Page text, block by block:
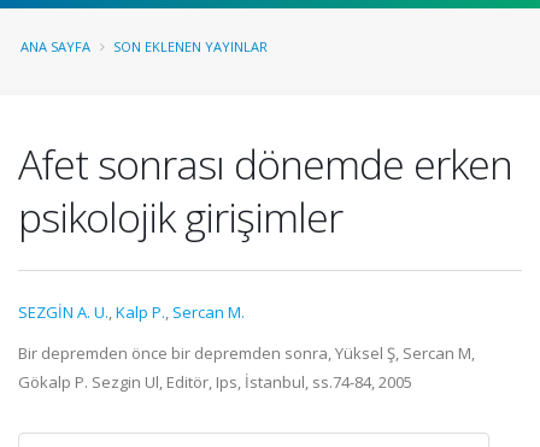
ANA SAYFA SON EKLENEN YAYINLAR
Afet sonrası dönemde erken
psikolojik girişimler
SEZGİN A. U.,Kalp P., Sercan M.
Bir depremden önce bir depremden sonra, Yüksel Ş, Sercan M,
Gökalp P. Sezgin Ul, Editör, Ips, İstanbul, ss.74-84, 2005